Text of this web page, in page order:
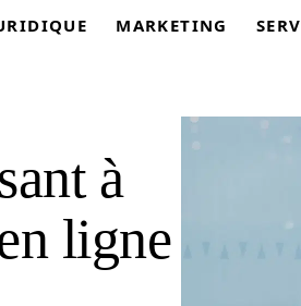
MARKETING
à
ligne